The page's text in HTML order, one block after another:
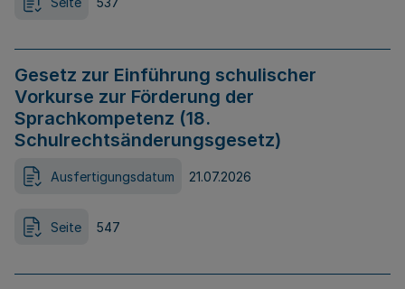
Gesetz zur Einführung schulischer
Vorkurse zur Förderung der
Sprachkompetenz (18.
Schulrechtsänderungsgesetz)
Ausfertigungsdatum 21.07.2026
Seite 547